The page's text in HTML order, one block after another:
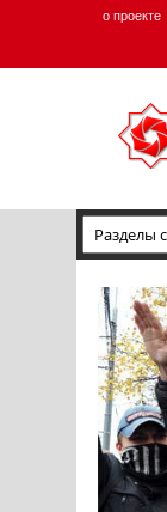
о проекте